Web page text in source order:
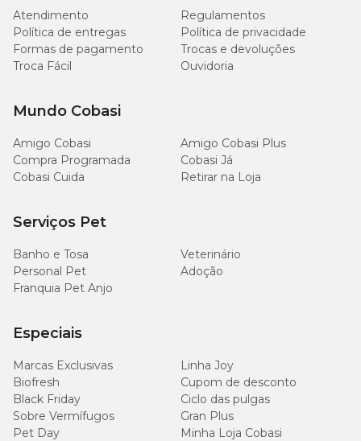
Matéria Fibrosa (máx.)
20 g/kg
Matéria Mineral (máx.)
Cálcio (mín.-máx.)
Fósforo (mín.)
Sódio (mín.)
Potássio (mín.)
1260
Atendimento
Regulamentos
Política de entregas
Política de privacidade
Formas de pagamento
Trocas e devoluções
Troca Fácil
Ouvidoria
Mundo Cobasi
Amigo Cobasi
Amigo Cobasi Plus
Compra Programada
Cobasi Já
Cobasi Cuida
Retirar na Loja
Serviços Pet
Banho e Tosa
Veterinário
Personal Pet
Adoção
Franquia Pet Anjo
Especiais
Marcas Exclusivas
Linha Joy
Biofresh
Cupom de desconto
Black Friday
Ciclo das pulgas
Sobre Vermífugos
Gran Plus
Pet Day
Minha Loja Cobasi